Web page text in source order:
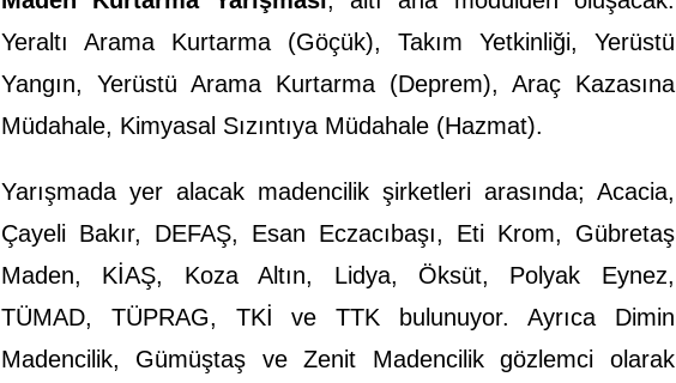
Yeraltı Arama Kurtarma (Göçük), Takım Yetkinliği, Yerüstü
Yangın, Yerüstü Arama Kurtarma (Deprem), Araç Kazasına
Müdahale, Kimyasal Sızıntıya Müdahale (Hazmat).
Yarışmada yer alacak madencilik şirketleri arasında; Acacia,
Çayeli Bakır, DEFAŞ, Esan Eczacıbaşı, Eti Krom, Gübretaş
Maden, KİAŞ, Koza Altın, Lidya, Öksüt, Polyak Eynez,
TÜMAD, TÜPRAG, TKİ ve TTK bulunuyor. Ayrıca Dimin
Madencilik, Gümüştaş ve Zenit Madencilik gözlemci olarak